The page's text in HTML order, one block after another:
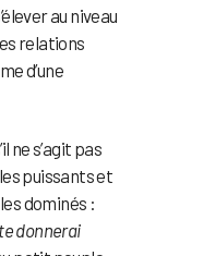
au niveau
relations
d’une
ne s’agit pas
puissants et
dominés :
donnerai